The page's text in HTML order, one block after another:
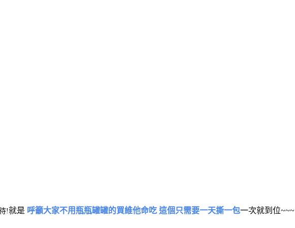
!就是 呼籲大家不用瓶瓶罐罐的買維他命吃 這個只需要一天撕一包一次就到位~~~